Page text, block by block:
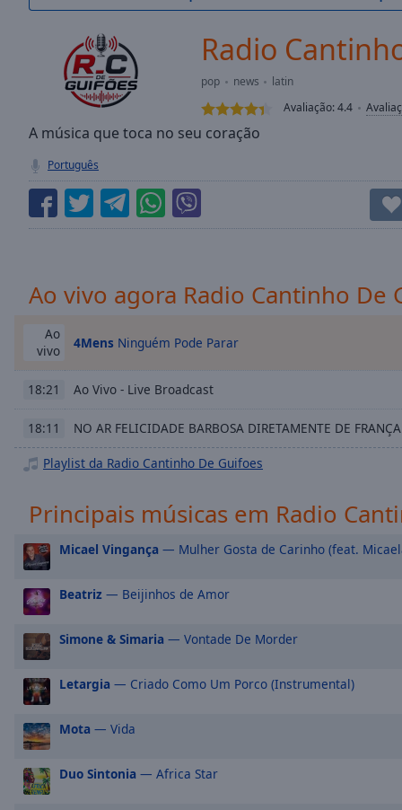
TypeLIVE
live,
currently
behind
LIVE
Remaining
Playback
Descriptions
selected
Subtitles
subtitles
settings
subtitles
settings
dialog
subtitles
off
selected
Audio
Track
Radio
pop news
latin
Avaliação:4.4
A música que toca no seu coração
Português
Ao vivo agora Radio Cantinho De
Ao
vivo
4Mens Ninguém Pode Parar
18:21 Ao Vivo - Live Broadcast
18:11 NO AR FELICIDADE BARBOSA DIRETAMENTE DE FRANÇA
Playlist da Radio Cantinho De Guifoes
Principais músicas em Radio
Micael Vingança — Mulher Gosta de Carinho (feat.
Beatriz — Beijinhos de Amor
Simone & Simaria — Vontade De Morder
Letargia — Criado Como Um Porco (Instrumental)
Mota — Vida
Duo Sintonia — Africa Star